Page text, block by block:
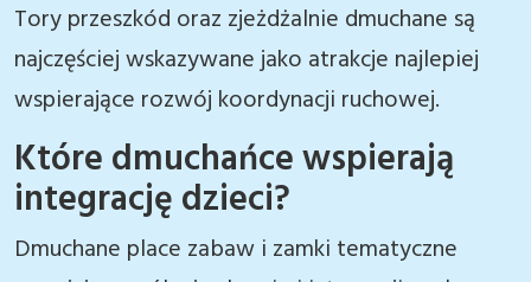
Tory przeszkód oraz zjeżdżalnie dmuchane są
najczęściej wskazywane jako atrakcje najlepiej
wspierające rozwój koordynacji ruchowej.
Które dmuchańce wspierają
integrację dzieci?
Dmuchane place zabaw i zamki tematyczne